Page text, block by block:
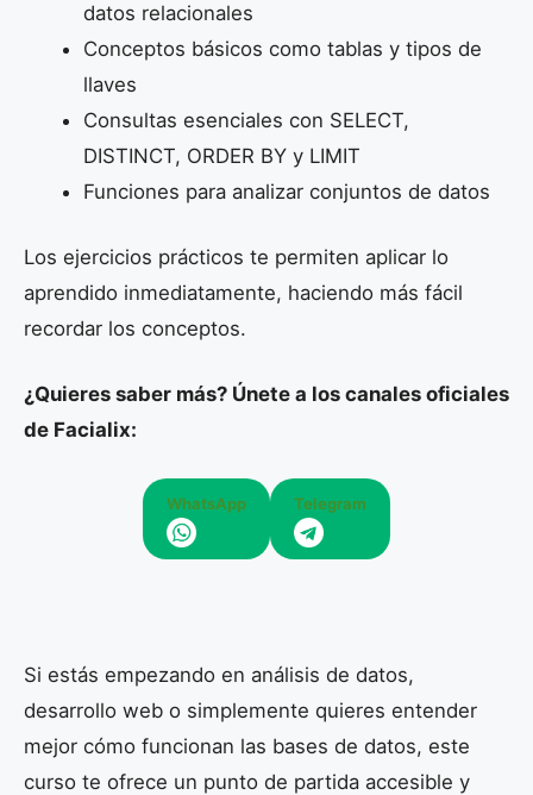
datos relacionales
Conceptos básicos como tablas y tipos de
llaves
Consultas esenciales con SELECT,
DISTINCT, ORDER BY y LIMIT
Funciones para analizar conjuntos de datos
Los ejercicios prácticos te permiten aplicar lo
aprendido inmediatamente, haciendo más fácil
recordar los conceptos.
¿Quieres saber más? Únete a los canales oficiales
de Facialix:
WhatsApp Telegram
Si estás empezando en análisis de datos,
desarrollo web o simplemente quieres entender
mejor cómo funcionan las bases de datos, este
curso te ofrece un punto de partida accesible y